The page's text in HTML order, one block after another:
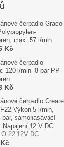
čerpadlo Graco
max. 57 l/min
Kč
čerpadlo
120 l/min, 8 bar PP-
Kč
čerpadlo Create
Výkon 5 l/min,
bar, samonasávací
Napájení 12 V DC
22 12V DC